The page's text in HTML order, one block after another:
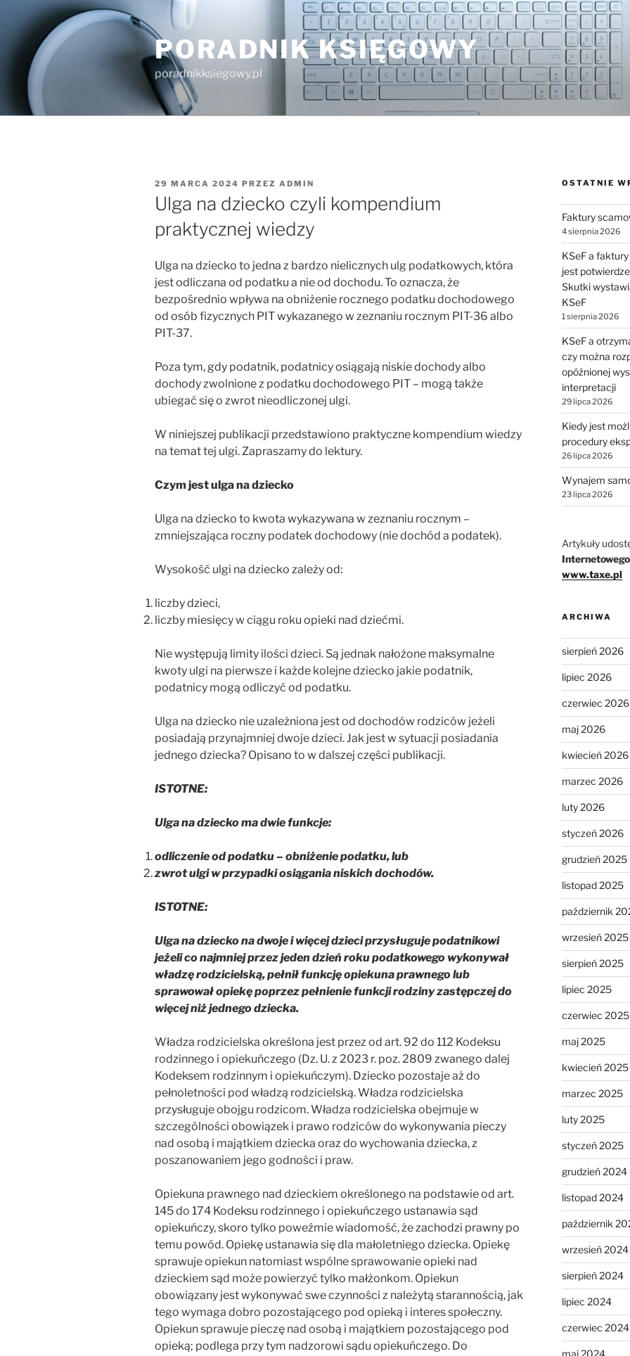
Przejdź
treści
PORADNIK KSIĘGOWY
poradnikksiegowy.pl
OPUBLIKOWANE
W
29 MARCA 2024 PRZEZ ADMIN
Ulga na dziecko czyli kompendium
praktycznej wiedzy
Ulga na dziecko to jedna z bardzo nielicznych ulg podatkowych, która
jest odliczana od podatku a nie od dochodu. To oznacza, że
bezpośrednio wpływa na obniżenie rocznego podatku dochodowego
od osób fizycznych PIT wykazanego w zeznaniu rocznym PIT-36 albo
PIT-37.
Poza tym, gdy podatnik, podatnicy osiągają niskie dochody albo
dochody zwolnione z podatku dochodowego PIT – mogą także
ubiegać się o zwrot nieodliczonej ulgi.
W niniejszej publikacji przedstawiono praktyczne kompendium wiedzy
na temat tej ulgi. Zapraszamy do lektury.
Czym jest ulga na dziecko
Ulga na dziecko to kwota wykazywana w zeznaniu rocznym –
zmniejszająca roczny podatek dochodowy (nie dochód a podatek).
Wysokość ulgi na dziecko zależy od:
liczby dzieci,
liczby miesięcy w ciągu roku opieki nad dziećmi.
Nie występują limity ilości dzieci. Są jednak nałożone maksymalne
kwoty ulgi na pierwsze i każde kolejne dziecko jakie podatnik,
podatnicy mogą odliczyć od podatku.
Ulga na dziecko nie uzależniona jest od dochodów rodziców jeżeli
posiadają przynajmniej dwoje dzieci. Jak jest w sytuacji posiadania
jednego dziecka? Opisano to w dalszej części publikacji.
ISTOTNE:
Ulga na dziecko ma dwie funkcje:
odliczenie od podatku – obniżenie podatku, lub
zwrot ulgi w przypadki osiągania niskich dochodów.
ISTOTNE:
Ulga na dziecko na dwoje i więcej dzieci przysługuje podatnikowi
jeżeli co najmniej przez jeden dzień roku podatkowego wykonywał
władzę rodzicielską, pełnił funkcję opiekuna prawnego lub
sprawował opiekę poprzez pełnienie funkcji rodziny zastępczej do
więcej niż jednego dziecka.
Władza rodzicielska określona jest przez od art. 92 do 112 Kodeksu
rodzinnego i opiekuńczego (Dz. U. z 2023 r. poz. 2809 zwanego dalej
Kodeksem rodzinnym i opiekuńczym). Dziecko pozostaje aż do
pełnoletności pod władzą rodzicielską. Władza rodzicielska
przysługuje obojgu rodzicom. Władza rodzicielska obejmuje w
szczególności obowiązek i prawo rodziców do wykonywania pieczy
nad osobą i majątkiem dziecka oraz do wychowania dziecka, z
poszanowaniem jego godności i praw.
Opiekuna prawnego nad dzieckiem określonego na podstawie od art.
145 do 174 Kodeksu rodzinnego i opiekuńczego ustanawia sąd
opiekuńczy, skoro tylko poweźmie wiadomość, że zachodzi prawny po
temu powód. Opiekę ustanawia się dla małoletniego dziecka. Opiekę
sprawuje opiekun natomiast wspólne sprawowanie opieki nad
dzieckiem sąd może powierzyć tylko małżonkom. Opiekun
obowiązany jest wykonywać swe czynności z należytą starannością, jak
tego wymaga dobro pozostającego pod opieką i interes społeczny.
Opiekun sprawuje pieczę nad osobą i majątkiem pozostającego pod
opieką; podlega przy tym nadzorowi sądu opiekuńczego. Do
OSTATNIE
Faktury
4 sierpnia 2026
KSeF a
jest
Skutki
KSeF
1 sierpnia 2026
KSeF a
czy można
opóźnionej
interpretacji
29 lipca 2026
Kiedy jest
procedury
26 lipca 2026
Wynajem
23 lipca 2026
Artykuły
www.taxe.pl
ARCHIWA
sierpień 2026
lipiec 2026
czerwiec 2026
maj 2026
kwiecień 2026
marzec 2026
luty 2026
styczeń 2026
grudzień 2025
listopad 2025
październik
wrzesień 2025
sierpień 2025
lipiec 2025
czerwiec 2025
maj 2025
kwiecień 2025
marzec 2025
luty 2025
styczeń 2025
grudzień 2024
listopad 2024
październik
wrzesień 2024
sierpień 2024
lipiec 2024
czerwiec 2024
maj 2024